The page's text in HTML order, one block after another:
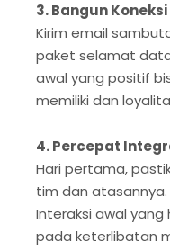
3. Bangun
Kirim email
paket selamat
awal yang positif
memiliki dan
4. Percepat
Hari pertama,
tim dan atasannya.
Interaksi awal
pada keterlibatan